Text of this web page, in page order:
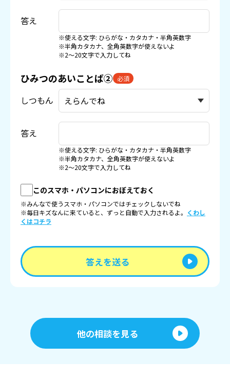
答え
※使える文字: ひらがな・カタカナ・半角英数字
※半角カタカナ、全角英数字が使えないよ
※2〜20文字で入力してね
ひみつのあいことば② 必須
しつもん
答え
※使える文字: ひらがな・カタカナ・半角英数字
※半角カタカナ、全角英数字が使えないよ
※2〜20文字で入力してね
このスマホ・パソコンにおぼえておく
※みんなで使うスマホ・パソコンではチェックしないでね
※毎日キズなんに来ていると、ずっと自動で入力されるよ。 くわし
くはコチラ
答えを送る
他の相談を見る